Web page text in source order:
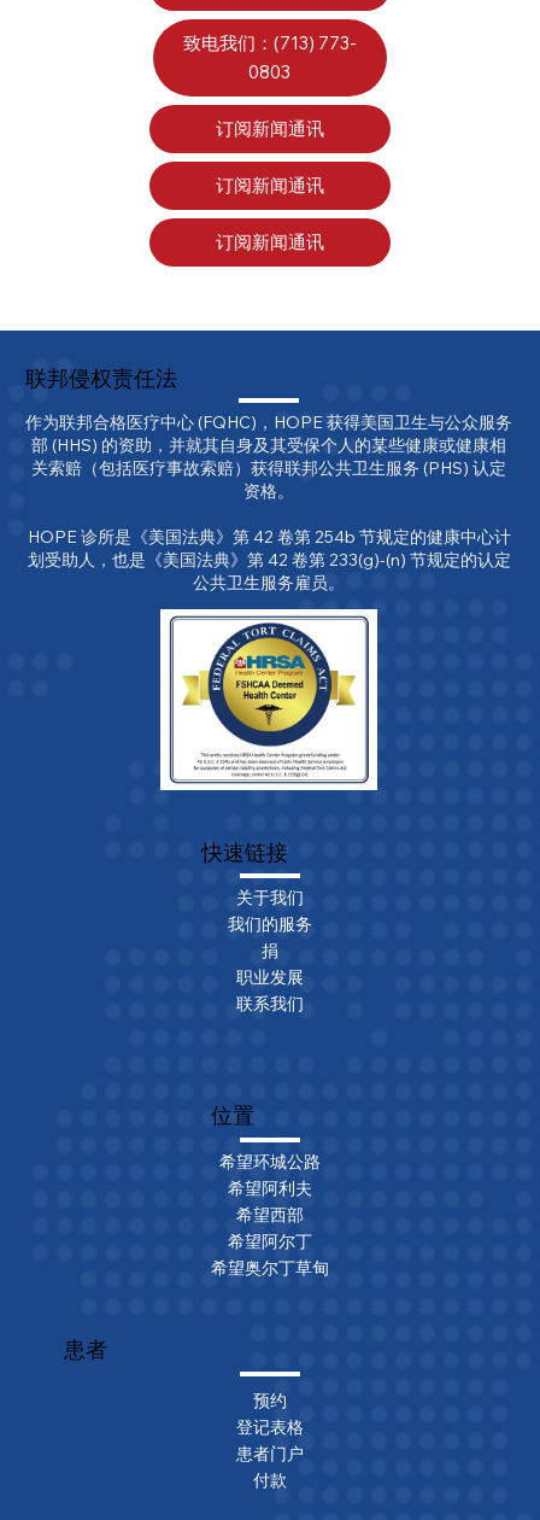
致电我们：(713) 773-
0803
订阅新闻通讯
订阅新闻通讯
订阅新闻通讯
快速链接
关于我们
我们的服务
捐
职业发展
联系我们
位置
希望环城公路
希望阿利夫
希望西部
希望阿尔丁
希望奥尔丁草甸
患者
预约
登记表格
患者门户
付款
联邦侵权责任法
作为联邦合格医疗中心 (FQHC)，HOPE 获得美国卫生与公众服务
部 (HHS) 的资助，并就其自身及其受保个人的某些健康或健康相
关索赔（包括医疗事故索赔）获得联邦公共卫生服务 (PHS) 认定
资格。
HOPE 诊所是《美国法典》第 42 卷第 254b 节规定的健康中心计
划受助人，也是《美国法典》第 42 卷第 233(g)-(n) 节规定的认定
公共卫生服务雇员。